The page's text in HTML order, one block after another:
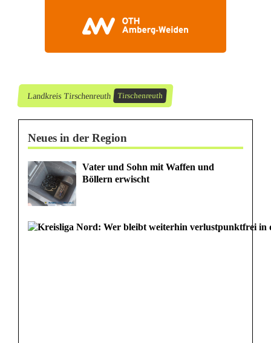
Landkreis Tirschenreuth Tirschenreuth
Neues in der Region
Vater und Sohn mit Waffen und
Böllern erwischt